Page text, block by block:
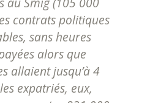
contrats politiques
sans heures
alors que
allaient jusqu’à 4
expatriés, eux,